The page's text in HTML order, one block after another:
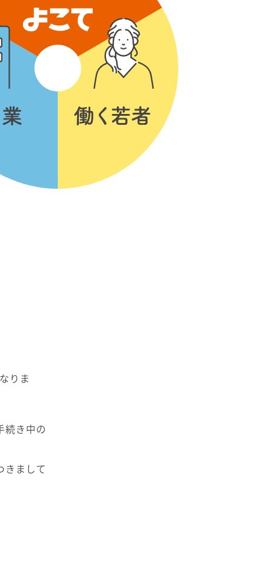
りま
き中の
きまして